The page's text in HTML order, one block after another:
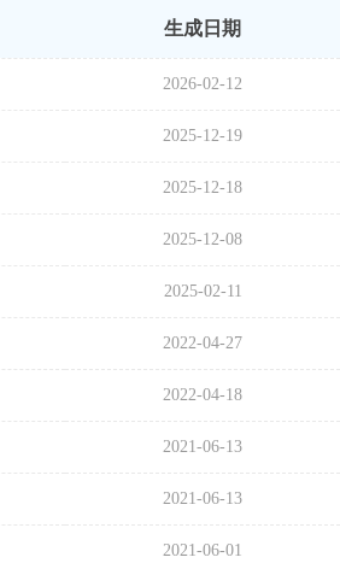
生成日期
2026-02-12
2025-12-19
2025-12-18
2025-12-08
2025-02-11
2022-04-27
2022-04-18
2021-06-13
2021-06-13
2021-06-01